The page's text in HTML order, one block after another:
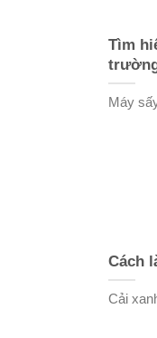
Tìm
Máy
Cách
Cải